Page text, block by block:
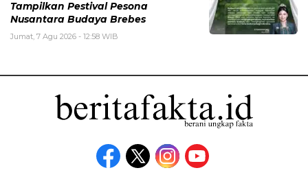
Tampilkan Pestival Pesona
Nusantara Budaya Brebes
Jumat, 7 Agu 2026 - 12:58 WIB